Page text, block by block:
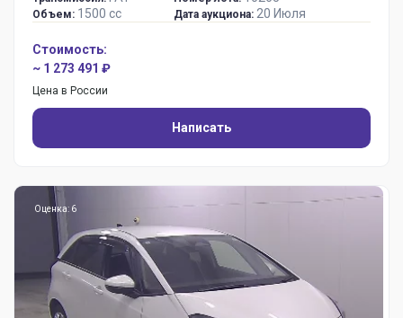
Объем: 1500 сс Дата аукциона: 20 Июля
Стоимость:
~ 1 273 491 ₽
Цена в России
Написать
Оценка: 6